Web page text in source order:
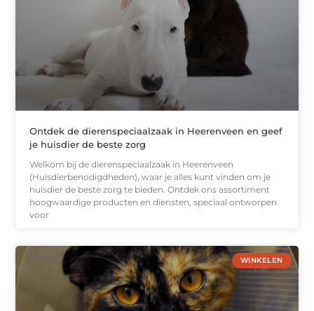
Ontdek de dierenspeciaalzaak in Heerenveen en geef
je huisdier de beste zorg
Welkom bij de dierenspeciaalzaak in Heerenveen
(Huisdierbenodigdheden), waar je alles kunt vinden om je
huisdier de beste zorg te bieden. Ontdek ons assortiment
hoogwaardige producten en diensten, speciaal ontworpen
voor
WINKELEN